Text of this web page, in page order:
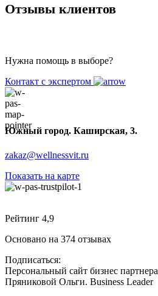
Отзывы клиентов
Нужна помощь в выборе?
Контакт с экспертом
Южный город. Каширская, 3.
zakaz@wellnessvit.ru
Показать на карте
Рейтинг 4,9
Основано на 374 отзывах
Подписаться:
Персональный сайт бизнес
Пряниковой Ольги. Business Leader